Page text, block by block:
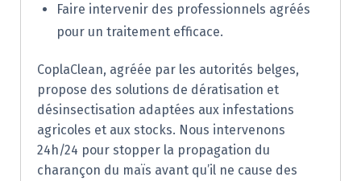
Faire intervenir des professionnels agréés
pour un traitement efficace.
CoplaClean, agréée par les autorités belges,
propose des solutions de dératisation et
désinsectisation adaptées aux infestations
agricoles et aux stocks. Nous intervenons
24h/24 pour stopper la propagation du
charançon du maïs avant qu’il ne cause des